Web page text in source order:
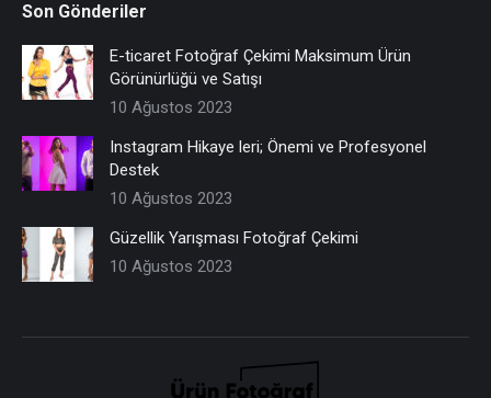
Son Gönderiler
E-ticaret Fotoğraf Çekimi Maksimum Ürün
Görünürlüğü ve Satışı
10 Ağustos 2023
Instagram Hikaye leri; Önemi ve Profesyonel
Destek
10 Ağustos 2023
Güzellik Yarışması Fotoğraf Çekimi
10 Ağustos 2023